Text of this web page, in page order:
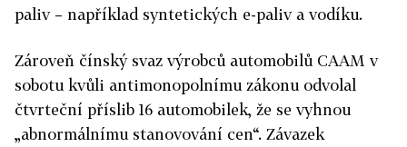
paliv – například syntetických e-paliv a vodíku.
Zároveň čínský svaz výrobců automobilů CAAM v
sobotu kvůli antimonopolnímu zákonu odvolal
čtvrteční příslib 16 automobilek, že se vyhnou
„abnormálnímu stanovování cen“. Závazek